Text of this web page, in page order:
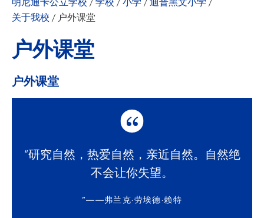
关于我校 / 户外课堂
户外课堂
户外课堂
“研究自然，热爱自然，亲近自然。自然绝
不会让你失望。
”——弗兰克·劳埃德·赖特